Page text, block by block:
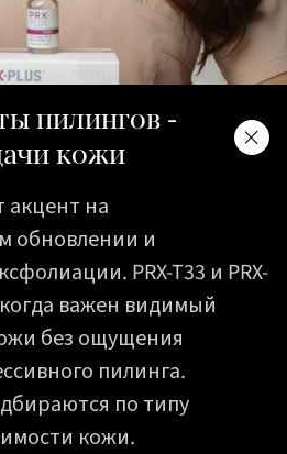
пилингов -
кожи
акцент на
обновлении и
PRX-T33 и PRX-
важен видимый
без ощущения
пилинга.
по типу
кожи.